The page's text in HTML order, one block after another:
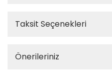
Taksit Seçenekleri
Önerileriniz